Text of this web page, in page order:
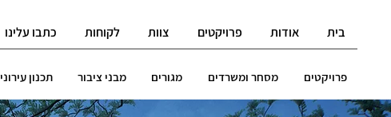
בית אודות פרויקטים צוות לקוחות כתבו עלינו
פרויקטים מסחר ומשרדים מגורים מבני ציבור תכנון עירוני